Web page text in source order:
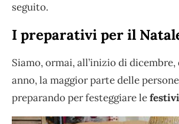
seguito.
I preparativi per il
Siamo, ormai, all’inizio di dicembre,
anno, la maggior parte delle
preparando per festeggiare le